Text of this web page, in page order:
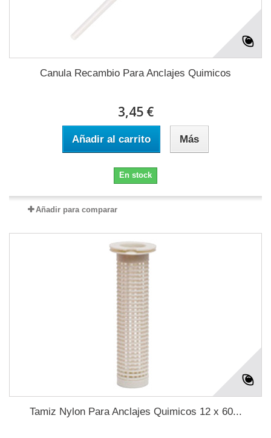
Canula Recambio Para Anclajes Quimicos
3,45 €
Añadir al carrito Más
En stock
Añadir para comparar
Tamiz Nylon Para Anclajes Quimicos 12 x 60...